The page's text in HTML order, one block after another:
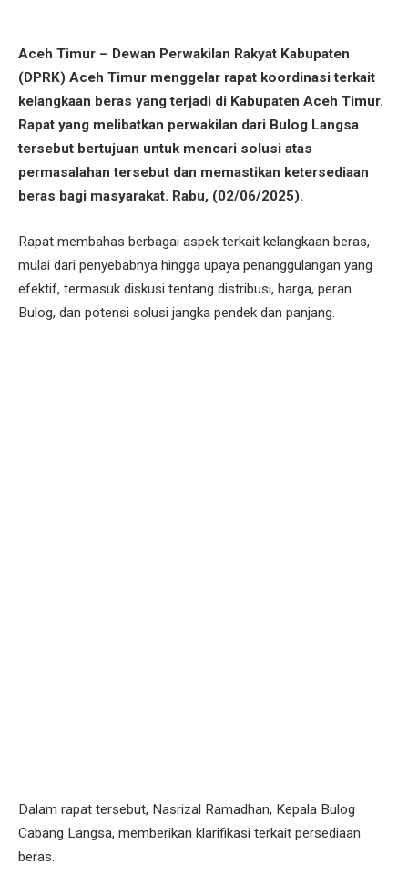
Aceh Timur – Dewan Perwakilan Rakyat Kabupaten
(DPRK) Aceh Timur menggelar rapat koordinasi terkait
kelangkaan beras yang terjadi di Kabupaten Aceh Timur.
Rapat yang melibatkan perwakilan dari Bulog Langsa
tersebut bertujuan untuk mencari solusi atas
permasalahan tersebut dan memastikan ketersediaan
beras bagi masyarakat. Rabu, (02/06/2025).
Rapat membahas berbagai aspek terkait kelangkaan beras,
mulai dari penyebabnya hingga upaya penanggulangan yang
efektif, termasuk diskusi tentang distribusi, harga, peran
Bulog, dan potensi solusi jangka pendek dan panjang.
Dalam rapat tersebut, Nasrizal Ramadhan, Kepala Bulog
Cabang Langsa, memberikan klarifikasi terkait persediaan
beras.